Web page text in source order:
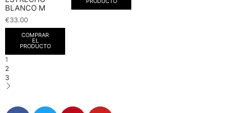
BLANCO M
€33.00
COMPRAR
EL
PRODUCTO
PRODUCTO
1
2
3